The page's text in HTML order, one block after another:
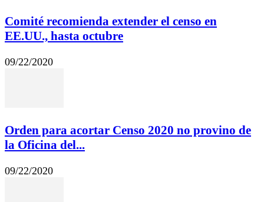
Comité recomienda extender el censo en
EE.UU., hasta octubre
09/22/2020
Orden para acortar Censo 2020 no provino de
la Oficina del...
09/22/2020